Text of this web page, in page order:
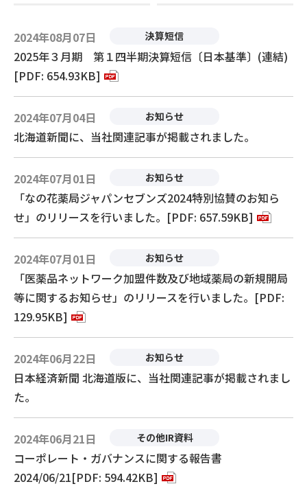
2024年08月07日 決算短信
2025年３月期 第１四半期決算短信〔日本基準〕(連結)
[PDF: 654.93KB]
2024年07月04日 お知らせ
北海道新聞に、当社関連記事が掲載されました。
2024年07月01日 お知らせ
「なの花薬局ジャパンセブンズ2024特別協賛のお知ら
せ」のリリースを行いました。[PDF: 657.59KB]
2024年07月01日 お知らせ
「医薬品ネットワーク加盟件数及び地域薬局の新規開局
等に関するお知らせ」のリリースを行いました。[PDF:
129.95KB]
2024年06月22日 お知らせ
日本経済新聞 北海道版に、当社関連記事が掲載されまし
た。
2024年06月21日 その他IR資料
コーポレート・ガバナンスに関する報告書
2024/06/21[PDF: 594.42KB]